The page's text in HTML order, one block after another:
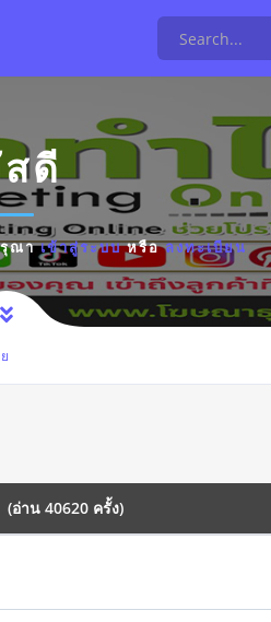
ดี
ณาเข้าสู่ระบบหรือลงทะเบียน
(อ่าน 40620 ครั้ง)